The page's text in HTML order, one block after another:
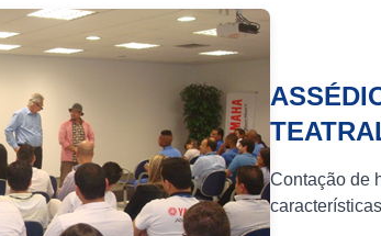
Contação de